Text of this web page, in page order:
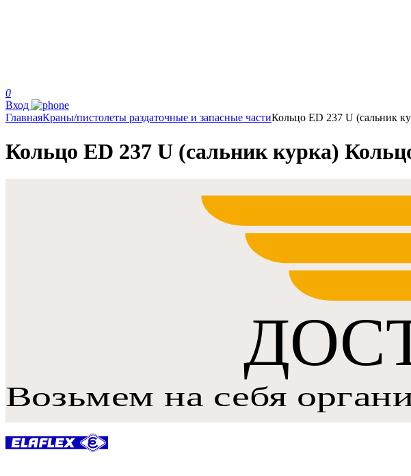
0
Вход
ГлавнаяКраны/пистолеты раздаточные и запасные частиКольцо ED 237 U (сальник
Кольцо ED 237 U (сальник курка)